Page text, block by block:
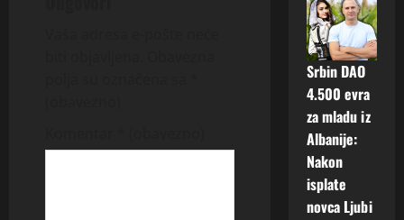
Srbin DAO
4.500 evra
za mladu iz
Albanije:
Nakon
isplate
novca Ljubi